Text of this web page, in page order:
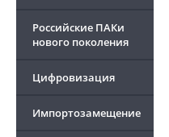
Российские ПАКи
нового поколения
Цифровизация
Импортозамещение